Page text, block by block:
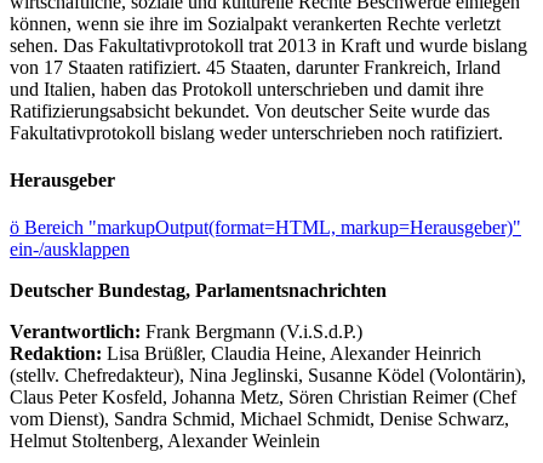
können, wenn sie ihre im Sozialpakt verankerten Rechte verletzt
sehen. Das Fakultativprotokoll trat 2013 in Kraft und wurde bislang
von 17 Staaten ratifiziert. 45 Staaten, darunter Frankreich, Irland
und Italien, haben das Protokoll unterschrieben und damit ihre
Ratifizierungsabsicht bekundet. Von deutscher Seite wurde das
Fakultativprotokoll bislang weder unterschrieben noch ratifiziert.
Herausgeber
ö Bereich "markupOutput(format=HTML, markup=Herausgeber)"
ein-/ausklappen
Deutscher Bundestag, Parlamentsnachrichten
Verantwortlich: Frank Bergmann (V.i.S.d.P.)
Redaktion: Lisa Brüßler, Claudia Heine, Alexander Heinrich
(stellv. Chefredakteur), Nina Jeglinski, Susanne Ködel (Volontärin),
Claus Peter Kosfeld, Johanna Metz, Sören Christian Reimer (Chef
vom Dienst), Sandra Schmid, Michael Schmidt, Denise Schwarz,
Helmut Stoltenberg, Alexander Weinlein